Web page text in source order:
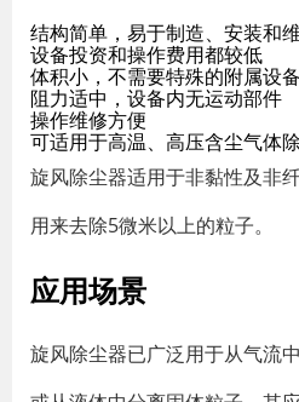
结构简单，易于制造、安装和
设备投资和操作费用都较低
体积小，不需要特殊的附属设备
阻力适中，设备内无运动部件
操作维修方便
可适用于高温、高压含尘气体
旋风除尘器适用于非黏性及非
用来去除5微米以上的粒子。
应用场景
旋风除尘器已广泛用于从气流